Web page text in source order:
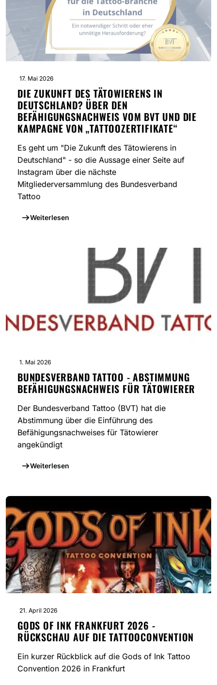
17. Mai 2026
DIE ZUKUNFT DES TÄTOWIERENS IN
DEUTSCHLAND? ÜBER DEN
BEFÄHIGUNGSNACHWEIS VOM BVT UND DIE
KAMPAGNE VON „TATTOOZERTIFIKATE“
Es geht um "Die Zukunft des Tätowierens in
Deutschland" - so die Aussage einer Seite auf
Instagram über die nächste
Mitgliederversammlung des Bundesverband
Tattoo
Weiterlesen
1. Mai 2026
BUNDESVERBAND TATTOO - ABSTIMMUNG
BEFÄHIGUNGSNACHWEIS FÜR TÄTOWIERER
Der Bundesverband Tattoo (BVT) hat die
Abstimmung über die Einführung des
Befähigungsnachweises für Tätowierer
angekündigt
Weiterlesen
21. April 2026
GODS OF INK FRANKFURT 2026 -
RÜCKSCHAU AUF DIE TATTOOCONVENTION
Ein kurzer Rückblick auf die Gods of Ink Tattoo
Convention 2026 in Frankfurt